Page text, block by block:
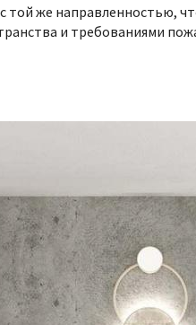
той же направленностью,
и требованиями